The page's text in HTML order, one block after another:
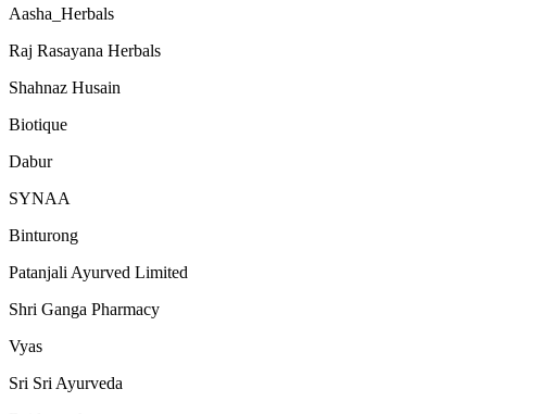
Aasha_Herbals
Raj Rasayana Herbals
Shahnaz Husain
Biotique
Dabur
SYNAA
Binturong
Patanjali Ayurved Limited
Shri Ganga Pharmacy
Vyas
Sri Sri Ayurveda